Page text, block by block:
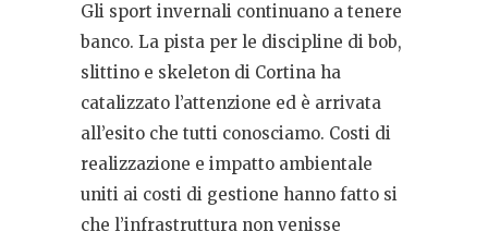
Gli sport invernali continuano a tenere
banco. La pista per le discipline di bob,
slittino e skeleton di Cortina ha
catalizzato l’attenzione ed è arrivata
all’esito che tutti conosciamo. Costi di
realizzazione e impatto ambientale
uniti ai costi di gestione hanno fatto si
che l’infrastruttura non venisse